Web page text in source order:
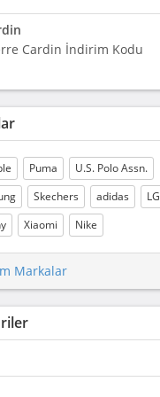
Cardin İndirim Kodu
Puma
U.S. Polo Assn.
Skechers adidas
LG
Xiaomi Nike
Markalar